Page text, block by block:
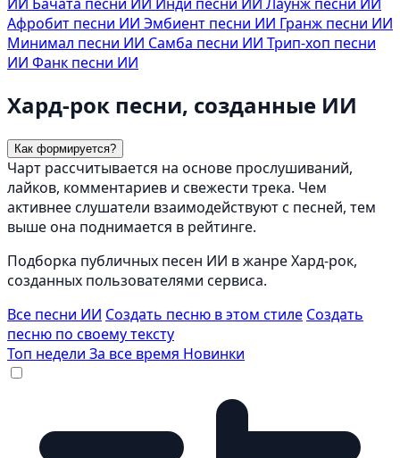
Афробит песни ИИ Эмбиент песни ИИ Гранж песни ИИ
Минимал песни ИИ Самба песни ИИ Трип-хоп песни
ИИ Фанк песни ИИ
Хард-рок песни, созданные ИИ
Как формируется?
Чарт рассчитывается на основе прослушиваний,
лайков, комментариев и свежести трека. Чем
активнее слушатели взаимодействуют с песней, тем
выше она поднимается в рейтинге.
Подборка публичных песен ИИ в жанре Хард-рок,
созданных пользователями сервиса.
Все песни ИИ Создать песню в этом стиле Создать
песню по своему тексту
Топ недели За все время Новинки